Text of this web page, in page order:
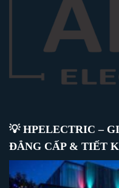
💡 HPELECTRIC –
ĐẲNG CẤP & TIẾT